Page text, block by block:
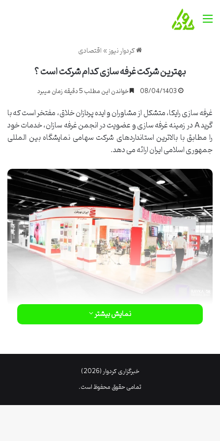
منو
کردوار نیوز»اقتصادی
بهترین شرکت غرفه سازی کدام شرکت است ؟
08/04/1403 خواندن این مطلب 5 دقیقه زمان میبرد
غرفه سازی رایکا، متشکل از مشاوران و ایده پردازان خلاق، مفتخر است که با
گرید A در زمینه غرفه سازی و عضویت در انجمن غرفه سازان، خدمات خود
را مطابق با بالاترین استانداردهای شرکت سهامی نمایشگاه بین المللی
جمهوری اسلامی ایران ارائه می دهد.
نمایش بیشتر
خبرگزاری کردوار (2026)
تمامی حقوق محفوظ است.